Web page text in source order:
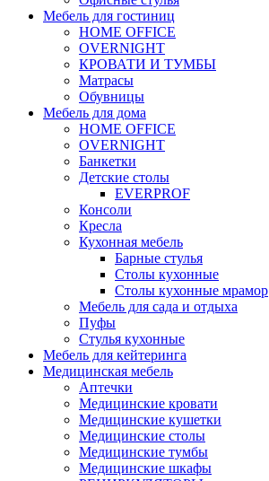
Мебель для гостиниц
HOME OFFICE
OVERNIGHT
КРОВАТИ И ТУМБЫ
Матрасы
Обувницы
Мебель для дома
HOME OFFICE
OVERNIGHT
Банкетки
Детские столы
EVERPROF
Консоли
Кресла
Кухонная мебель
Барные стулья
Столы кухонные
Столы кухонные мрамор
Мебель для сада и отдыха
Пуфы
Стулья кухонные
Мебель для кейтеринга
Медицинская мебель
Аптечки
Медицинские кровати
Медицинские кушетки
Медицинские столы
Медицинские тумбы
Медицинские шкафы